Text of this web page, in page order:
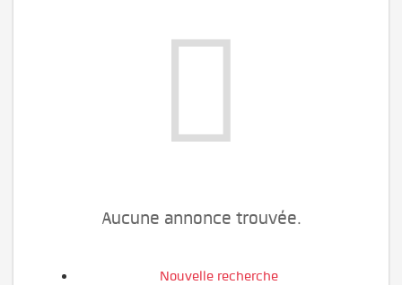
Aucune annonce trouvée.
Nouvelle recherche